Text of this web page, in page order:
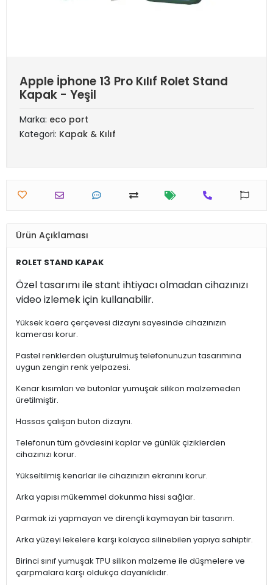
Apple İphone 13 Pro Kılıf Rolet Stand
Kapak - Yeşil
Marka: eco port
Kategori: Kapak & Kılıf
Ürün Açıklaması
ROLET STAND KAPAK
Özel tasarımı ile stant ihtiyacı olmadan cihazınızı
video izlemek için kullanabilir.
Yüksek kaera çerçevesi dizaynı sayesinde cihazınızın
kamerası korur.
Pastel renklerden oluşturulmuş telefonunuzun tasarımına
uygun zengin renk yelpazesi.
Kenar kısımları ve butonlar yumuşak silikon malzemeden
üretilmiştir.
Hassas çalışan buton dizaynı.
Telefonun tüm gövdesini kaplar ve günlük çiziklerden
cihazınızı korur.
Yükseltilmiş kenarlar ile cihazınızın ekranını korur.
Arka yapısı mükemmel dokunma hissi sağlar.
Parmak izi yapmayan ve dirençli kaymayan bir tasarım.
Arka yüzeyi lekelere karşı kolayca silinebilen yapıya sahiptir.
Birinci sınıf yumuşak TPU silikon malzeme ile düşmelere ve
çarpmalara karşı oldukça dayanıklıdır.